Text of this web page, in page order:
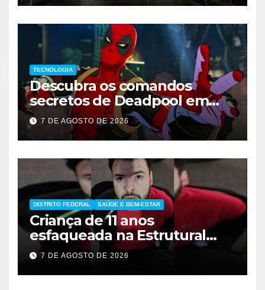
TECNOLOGIA
Descubra os comandos
secretos de Deadpool em
Marvel Tokon
7 DE AGOSTO DE 2026
DISTRITO FEDERAL SAÚDE E BEM-ESTAR
Criança de 11 anos
esfaqueada na Estrutural
apresenta melhora
significativa
7 DE AGOSTO DE 2026